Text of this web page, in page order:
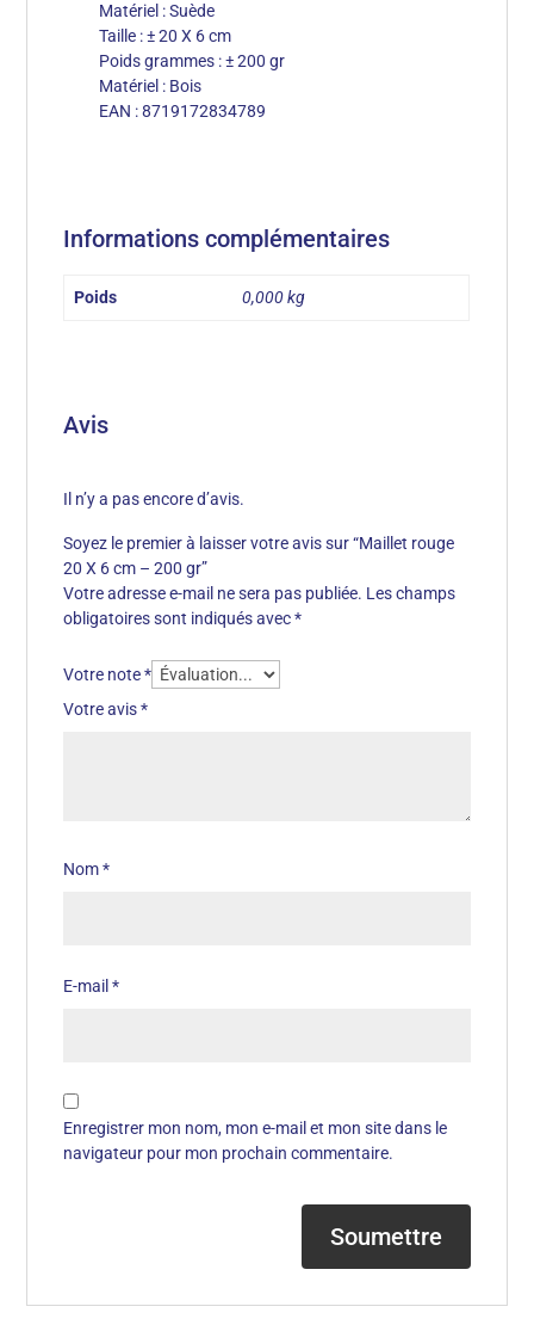
Matériel : Suède
Taille : ± 20 X 6 cm
Poids grammes : ± 200 gr
Matériel : Bois
EAN : 8719172834789
Informations complémentaires
Poids 0,000 kg
Avis
Il n’y a pas encore d’avis.
Soyez le premier à laisser votre avis sur “Maillet rouge
20 X 6 cm – 200 gr”
Votre adresse e-mail ne sera pas publiée. Les champs
obligatoires sont indiqués avec*
Votre note*
Votre avis*
Nom*
E-mail*
Enregistrer mon nom, mon e-mail et mon site dans le
navigateur pour mon prochain commentaire.